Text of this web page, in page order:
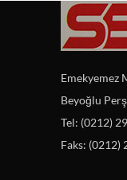
Emekyemez
Beyoğlu
Tel: (0212)
Faks: (0212)